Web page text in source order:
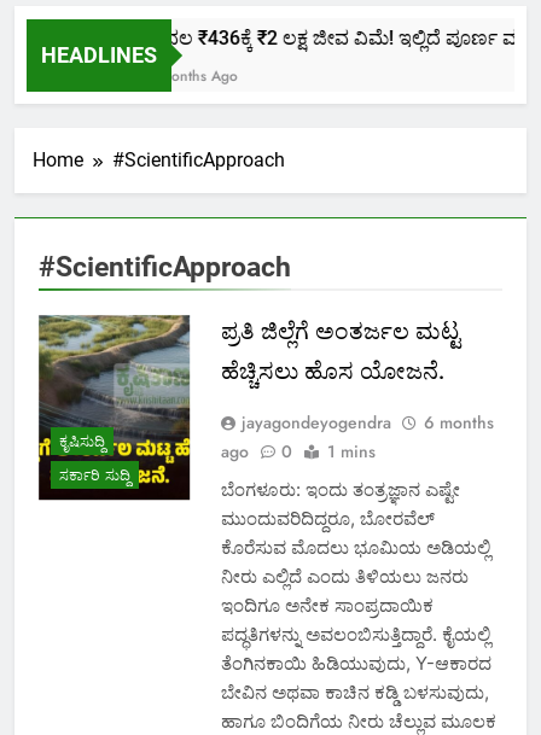
HEADLINES
ಕೇವಲ ₹436ಕ್ಕೆ ₹2 ಲಕ್ಷ ಜೀವ ವಿಮೆ! ಇಲ್ಲಿದೆ ಪೂರ್ಣ
2 Months Ago
Home #ScientificApproach
#ScientificApproach
ಕೃಷಿಸುದ್ದಿ
ಸರ್ಕಾರಿ ಸುದ್ದಿ
ಪ್ರತಿ ಜಿಲ್ಲೆಗೆ ಅಂತರ್ಜಲ ಮಟ್ಟ
ಹೆಚ್ಚಿಸಲು ಹೊಸ ಯೋಜನೆ.
jayagondeyogendra
6 months
ago
0 1 mins
ಬೆಂಗಳೂರು: ಇಂದು ತಂತ್ರಜ್ಞಾನ ಎಷ್ಟೇ
ಮುಂದುವರಿದಿದ್ದರೂ, ಬೋರವೆಲ್
ಕೊರೆಸುವ ಮೊದಲು ಭೂಮಿಯ ಅಡಿಯಲ್ಲಿ
ನೀರು ಎಲ್ಲಿದೆ ಎಂದು ತಿಳಿಯಲು ಜನರು
ಇಂದಿಗೂ ಅನೇಕ ಸಾಂಪ್ರದಾಯಿಕ
ಪದ್ಧತಿಗಳನ್ನು ಅವಲಂಬಿಸುತ್ತಿದ್ದಾರೆ. ಕೈಯಲ್ಲಿ
ತೆಂಗಿನಕಾಯಿ ಹಿಡಿಯುವುದು, Y-ಆಕಾರದ
ಬೇವಿನ ಅಥವಾ ಕಾಚಿನ ಕಡ್ಡಿ ಬಳಸುವುದು,
ಹಾಗೂ ಬಿಂದಿಗೆಯ ನೀರು ಚೆಲ್ಲುವ ಮೂಲಕ